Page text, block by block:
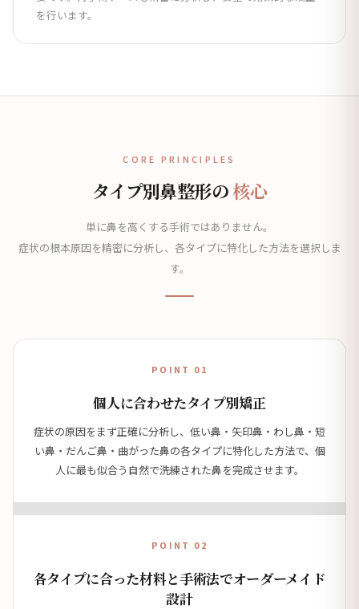
を行います。
CORE PRINCIPLES
タイプ別鼻整形の核心
単に鼻を高くする手術ではありません。
症状の根本原因を精密に分析し、各タイプに特化した方法を選択しま
す。
POINT 01
個人に合わせたタイプ別矯正
症状の原因をまず正確に分析し、低い鼻・矢印鼻・わし鼻・短
い鼻・だんご鼻・曲がった鼻の各タイプに特化した方法で、個
人に最も似合う自然で洗練された鼻を完成させます。
POINT 02
各タイプに合った材料と手術法でオーダーメイド
設計